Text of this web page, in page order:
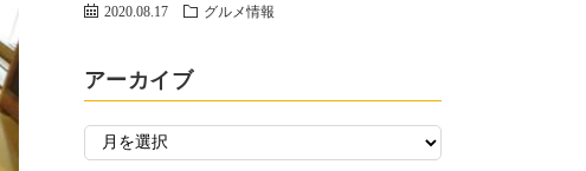
2020.08.17 グルメ情報
アーカイブ